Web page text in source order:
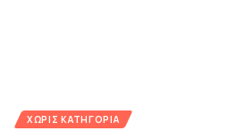
ΧΩΡΊΣ ΚΑΤΗΓΟΡΊΑ